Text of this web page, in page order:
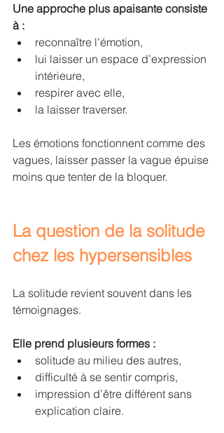
Une approche plus apaisante consiste
à :
reconnaître l’émotion,
lui laisser un espace d’expression
intérieure,
respirer avec elle,
la laisser traverser.
Les émotions fonctionnent comme des
vagues, laisser passer la vague épuise
moins que tenter de la bloquer.
La question de la solitude
chez les hypersensibles
La solitude revient souvent dans les
témoignages.
Elle prend plusieurs formes :
solitude au milieu des autres,
difficulté à se sentir compris,
impression d’être différent sans
explication claire.